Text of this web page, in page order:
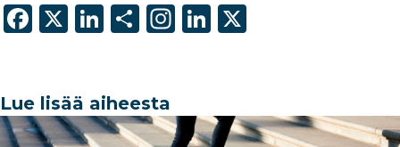
F
e
b
X
Li
e
dI
S
e
In
ra
Li
dI
Lue lisää aiheesta